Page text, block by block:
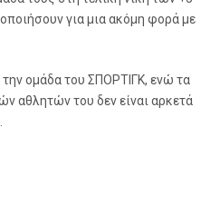
για μια ακόμη φορά με
ομάδα του ΣΠΟΡΤΙΓΚ, ενώ τα
αθλητών του δεν είναι αρκετά